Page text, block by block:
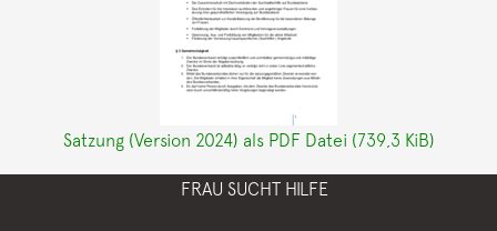
Satzung (Version 2024) als PDF Datei (739,3 KiB)
FRAU SUCHT HILFE